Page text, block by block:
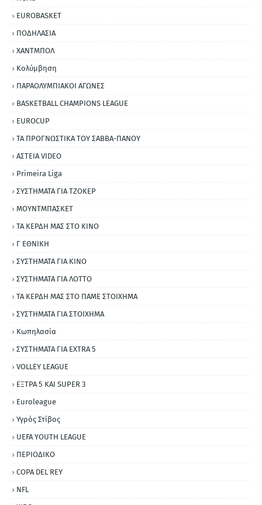
EUROBASKET
ΠΟΔΗΛΑΣΙΑ
ΧΑΝΤΜΠΟΛ
Κολύμβηση
ΠΑΡΑΟΛΥΜΠΙΑΚΟΙ ΑΓΩΝΕΣ
BASKETBALL CHAMPIONS LEAGUE
EUROCUP
ΤΑ ΠΡΟΓΝΩΣΤΙΚΑ ΤΟΥ ΣΑΒΒΑ-ΠΑΝΟΥ
ΑΣΤΕΙΑ VIDEO
Primeira Liga
ΣΥΣΤΗΜΑΤΑ ΓΙΑ ΤΖΟΚΕΡ
ΜΟΥΝΤΜΠΑΣΚΕΤ
ΤΑ ΚΕΡΔΗ ΜΑΣ ΣΤΟ ΚΙΝΟ
Γ ΕΘΝΙΚΗ
ΣΥΣΤΗΜΑΤΑ ΓΙΑ ΚΙΝΟ
ΣΥΣΤΗΜΑΤΑ ΓΙΑ ΛΟΤΤΟ
ΤΑ ΚΕΡΔΗ ΜΑΣ ΣΤΟ ΠΑΜΕ ΣΤΟΙΧΗΜΑ
ΣΥΣΤΗΜΑΤΑ ΓΙΑ ΣΤΟΙΧΗΜΑ
Κωπηλασία
ΣΥΣΤΗΜΑΤΑ ΓΙΑ ΕΧΤRΑ 5
VOLLEY LEAGUE
ΕΞΤΡΑ 5 ΚΑΙ SUPER 3
Εuroleague
Υγρός Στίβος
UEFA YOUTH LEAGUE
ΠΕΡΙΟΔΙΚΟ
COPA DEL REY
NFL